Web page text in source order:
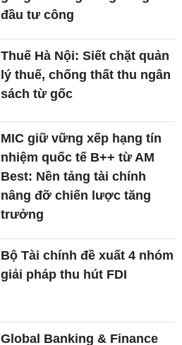
đầu tư công
Thuế Hà Nội: Siết chặt quản
lý thuế, chống thất thu ngân
sách từ gốc
MIC giữ vững xếp hạng tín
nhiệm quốc tế B++ từ AM
Best: Nền tảng tài chính
nâng đỡ chiến lược tăng
trưởng
Bộ Tài chính đề xuất 4 nhóm
giải pháp thu hút FDI
Global Banking & Finance